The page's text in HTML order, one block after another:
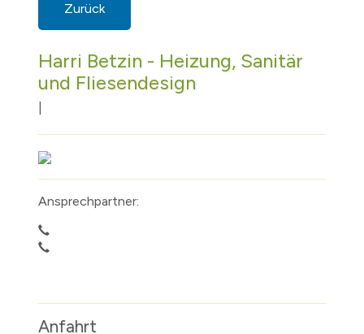
Zurück
Harri Betzin - Heizung, Sanitär
und Fliesendesign
Ansprechpartner:
Anfahrt